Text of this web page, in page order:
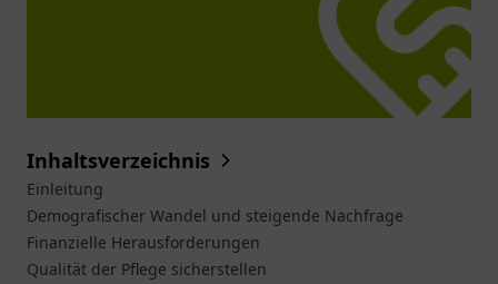
Inhaltsverzeichnis
Einleitung
Demografischer Wandel und steigende Nachfrage
Finanzielle Herausforderungen
Qualität der Pflege sicherstellen